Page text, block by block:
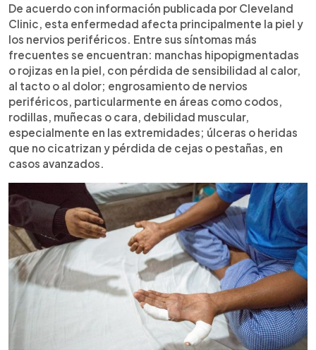
De acuerdo con información publicada por Cleveland
Clinic, esta enfermedad afecta principalmente la piel y
los nervios periféricos. Entre sus síntomas más
frecuentes se encuentran: manchas hipopigmentadas
o rojizas en la piel, con pérdida de sensibilidad al calor,
al tacto o al dolor; engrosamiento de nervios
periféricos, particularmente en áreas como codos,
rodillas, muñecas o cara, debilidad muscular,
especialmente en las extremidades; úlceras o heridas
que no cicatrizan y pérdida de cejas o pestañas, en
casos avanzados.